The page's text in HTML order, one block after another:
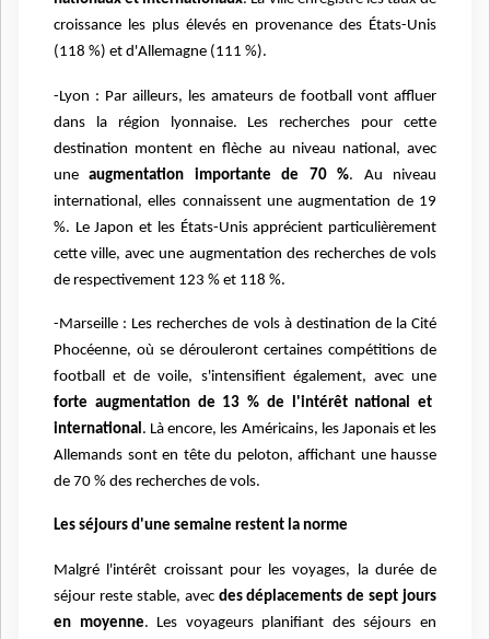
croissance les plus élevés en provenance des États-Unis
(118 %) et d'Allemagne (111 %).
-Lyon : Par ailleurs, les amateurs de football vont affluer
dans la région lyonnaise. Les recherches pour cette
destination montent en flèche au niveau national, avec
uneaugmentation importante de 70 %. Au niveau
international, elles connaissent une augmentation de 19
%. Le Japon et les États-Unis apprécient particulièrement
cette ville, avec une augmentation des recherches de vols
de respectivement 123 % et 118 %.
-Marseille : Les recherches de vols à destination de la Cité
Phocéenne, où se dérouleront certaines compétitions de
football et de voile, s'intensifient également, avec une
forte augmentation de 13 % de l'intérêt national et
international. Là encore, les Américains, les Japonais et les
Allemands sont en tête du peloton, affichant une hausse
de 70 % des recherches de vols.
Les séjours d'une semaine restent la norme
Malgré l'intérêt croissant pour les voyages, la durée de
séjour reste stable, avec des déplacements de sept jours
en moyenne. Les voyageurs planifiant des séjours en